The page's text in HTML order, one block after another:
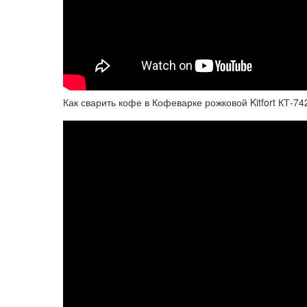
Как сварить кофе в Кофеварке рожковой Kitfort КТ-